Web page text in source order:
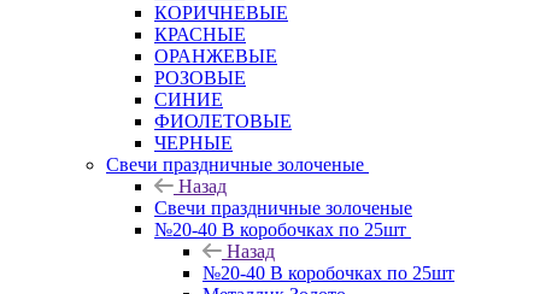
КОРИЧНЕВЫЕ
КРАСНЫЕ
ОРАНЖЕВЫЕ
РОЗОВЫЕ
СИНИЕ
ФИОЛЕТОВЫЕ
ЧЕРНЫЕ
Свечи праздничные золоченые
Назад
Свечи праздничные золоченые
№20-40 В коробочках по 25шт
Назад
№20-40 В коробочках по 25шт